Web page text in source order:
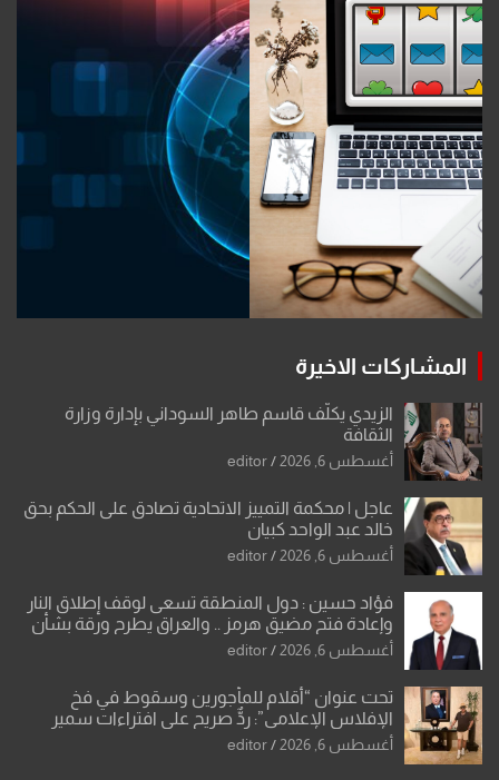
المشاركات الاخيرة
الزيدي يكلّف قاسم طاهر السوداني بإدارة وزارة
الثقافة
أغسطس 6, 2026 editor
عاجل | محكمة التمييز الاتحادية تصادق على الحكم بحق
خالد عبد الواحد كبيان
أغسطس 6, 2026 editor
فؤاد حسين : دول المنطقة تسعى لوقف إطلاق النار
وإعادة فتح مضيق هرمز .. والعراق يطرح ورقة بشأن
تحولات القدس
أغسطس 6, 2026 editor
تحت عنوان “أقلام للمأجورين وسقوط في فخ
الإفلاس الإعلامي”: ردٌّ صريح على افتراءات سمير
الشكرجي
أغسطس 6, 2026 editor